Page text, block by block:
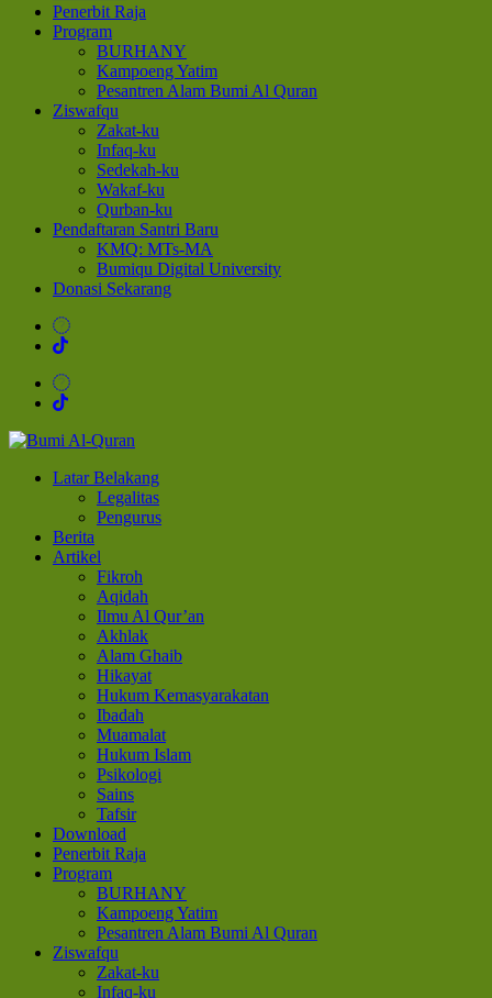
Penerbit Raja
Program
BURHANY
Kampoeng Yatim
Pesantren Alam Bumi Al Quran
Ziswafqu
Zakat-ku
Infaq-ku
Sedekah-ku
Wakaf-ku
Qurban-ku
Pendaftaran Santri Baru
KMQ: MTs-MA
Bumiqu Digital University
Donasi Sekarang
Bumi Al-Quran
Sinergi Untuk Kebahagiaan Dunia-Akhirat
Latar Belakang
Legalitas
Pengurus
Berita
Artikel
Fikroh
Aqidah
Ilmu Al Qur’an
Akhlak
Alam Ghaib
Hikayat
Hukum Kemasyarakatan
Ibadah
Muamalat
Hukum Islam
Psikologi
Sains
Tafsir
Download
Penerbit Raja
Program
BURHANY
Kampoeng Yatim
Pesantren Alam Bumi Al Quran
Ziswafqu
Zakat-ku
Infaq-ku